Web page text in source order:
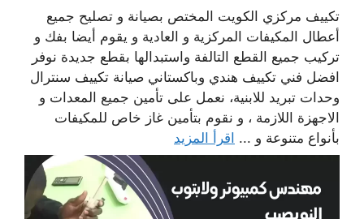
تكييف مركزي الكويت المختص بصيانة و تصليح جميع
أعطال المكيفات المركزية و العادية و يقوم أيضا بفك و
تركيب جميع القطع التالفة واستبدالها بقطع جديدة نوفر
افضل فني تكييف هندي وباكستاني صيانة تكييف سنترال
وحدات تبريد للابنية، نعمل على تأمين جميع المعدات و
الاجهزة اللازمة ، و نقوم بتأمين غاز خاص للمكيفات
بأنواع متنوعة و ... اقرأ المزيد